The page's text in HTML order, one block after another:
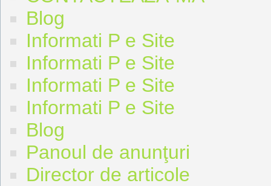
Blog
Informati P e Site
Informati P e Site
Informati P e Site
Informati P e Site
Blog
Panoul de anunţuri
Director de articole